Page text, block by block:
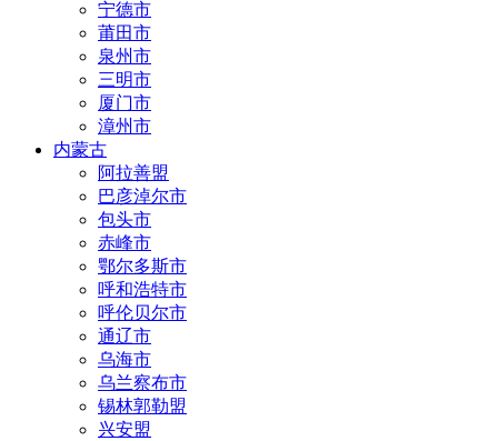
宁德市
莆田市
泉州市
三明市
厦门市
漳州市
内蒙古
阿拉善盟
巴彦淖尔市
包头市
赤峰市
鄂尔多斯市
呼和浩特市
呼伦贝尔市
通辽市
乌海市
乌兰察布市
锡林郭勒盟
兴安盟